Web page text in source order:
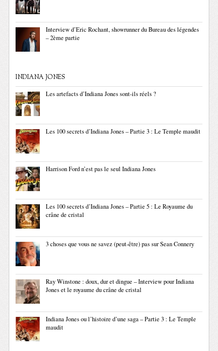
Interview d’Eric Rochant, showrunner du Bureau des légendes
– 2ème partie
INDIANA JONES
Les artefacts d’Indiana Jones sont-ils réels ?
Les 100 secrets d’Indiana Jones – Partie 3 : Le Temple maudit
Harrison Ford n’est pas le seul Indiana Jones
Les 100 secrets d’Indiana Jones – Partie 5 : Le Royaume du
crâne de cristal
3 choses que vous ne savez (peut-être) pas sur Sean Connery
Ray Winstone : doux, dur et dingue – Interview pour Indiana
Jones et le royaume du crâne de cristal
Indiana Jones ou l’histoire d’une saga – Partie 3 : Le Temple
maudit